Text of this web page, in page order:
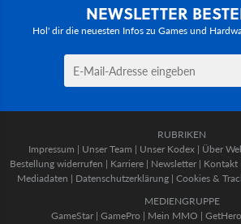
NEWSLETTER
Hol' dir die neuesten Infos zu Games und
RUBRIKEN
Impressum | Unser Team | Unser Kodex | Über
Bestellung widerrufen | Karriere | Newsletter | Kontakt
Mediadaten | Datenschutzerklärung | Cookies &
MEDIENGRUPPE
GameStar| GamePro | Mein MMO | GetHero